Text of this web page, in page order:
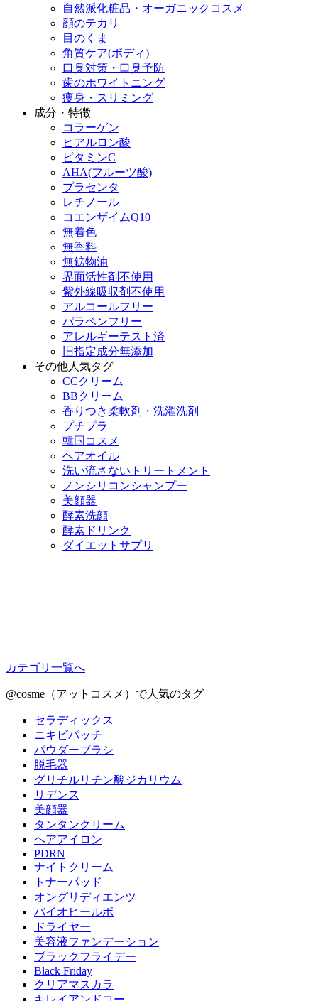
自然派化粧品・オーガニックコスメ
顔のテカリ
目のくま
角質ケア(ボディ)
口臭対策・口臭予防
歯のホワイトニング
痩身・スリミング
成分・特徴
コラーゲン
ヒアルロン酸
ビタミンC
AHA(フルーツ酸)
プラセンタ
レチノール
コエンザイムQ10
無着色
無香料
無鉱物油
界面活性剤不使用
紫外線吸収剤不使用
アルコールフリー
パラベンフリー
アレルギーテスト済
旧指定成分無添加
その他人気タグ
CCクリーム
BBクリーム
香りつき柔軟剤・洗濯洗剤
プチプラ
韓国コスメ
ヘアオイル
洗い流さないトリートメント
ノンシリコンシャンプー
美顔器
酵素洗顔
酵素ドリンク
ダイエットサプリ
カテゴリ一覧へ
@cosme（アットコスメ）で人気のタグ
セラディックス
ニキビパッチ
パウダーブラシ
脱毛器
グリチルリチン酸ジカリウム
リデンス
美顔器
タンタンクリーム
ヘアアイロン
PDRN
ナイトクリーム
トナーパッド
オングリディエンツ
バイオヒールボ
ドライヤー
美容液ファンデーション
ブラックフライデー
Black Friday
クリアマスカラ